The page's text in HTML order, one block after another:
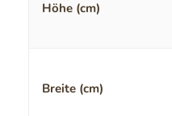
Höhe (cm)
Breite (cm)